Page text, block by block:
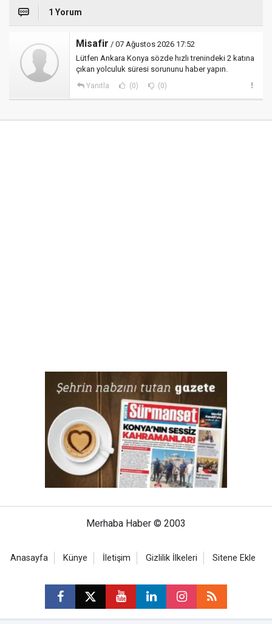
1 Yorum
Misafir / 07 Ağustos 2026 17:52
Lütfen Ankara Konya sözde hızlı trenindeki 2 katına
çıkan yolculuk süresi sorununu haber yapın.
Yanıtla (0) (0)
Merhaba Haber © 2003
Anasayfa Künye İletişim Gizlilik İlkeleri Sitene Ekle